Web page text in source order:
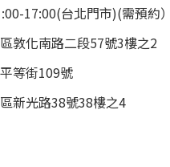
台北門市)(需預約）
敦化南路二段57號3樓之2
等街109號
新光路38號38樓之4